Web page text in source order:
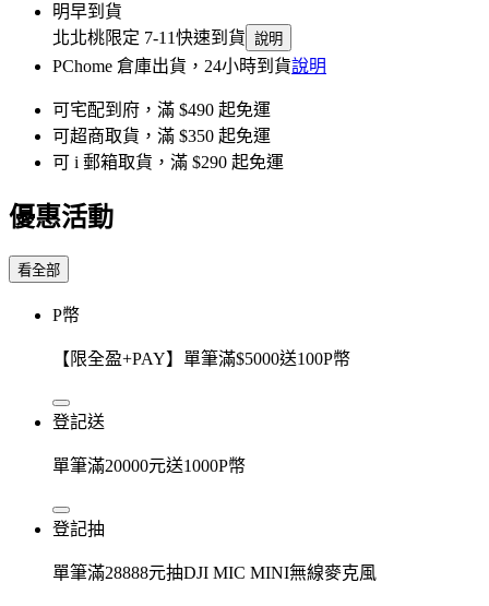
明早到貨
北北桃限定 7-11快速到貨 說明
PChome 倉庫出貨，24小時到貨說明
可宅配到府，滿 $490 起免運
可超商取貨，滿 $350 起免運
可 i 郵箱取貨，滿 $290 起免運
優惠活動
看全部
P幣
【限全盈+PAY】單筆滿$5000送100P幣
登記送
單筆滿20000元送1000P幣
登記抽
單筆滿28888元抽DJI MIC MINI無線麥克風